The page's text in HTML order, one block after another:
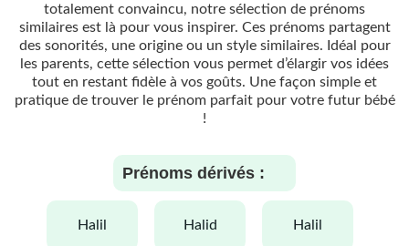
totalement convaincu, notre sélection de prénoms
similaires est là pour vous inspirer. Ces prénoms partagent
des sonorités, une origine ou un style similaires. Idéal pour
les parents, cette sélection vous permet d’élargir vos idées
tout en restant fidèle à vos goûts. Une façon simple et
pratique de trouver le prénom parfait pour votre futur bébé
!
Prénoms dérivés :
halil halid halil